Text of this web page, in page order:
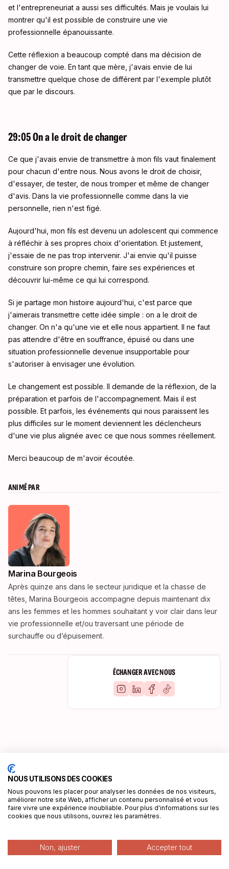
ÉCHANGER AVEC NOUS
et l'entrepreneuriat a aussi ses difficultés. Mais je voulais lui
montrer qu'il est possible de construire une vie
professionnelle épanouissante.
Cette réflexion a beaucoup compté dans ma décision de
changer de voie. En tant que mère, j'avais envie de lui
transmettre quelque chose de différent par l'exemple plutôt
que par le discours.
29:05 On a le droit de changer
Ce que j'avais envie de transmettre à mon fils vaut finalement
pour chacun d'entre nous. Nous avons le droit de choisir,
d'essayer, de tester, de nous tromper et même de changer
d'avis. Dans la vie professionnelle comme dans la vie
personnelle, rien n'est figé.
Aujourd'hui, mon fils est devenu un adolescent qui commence
à réfléchir à ses propres choix d'orientation. Et justement,
j'essaie de ne pas trop intervenir. J'ai envie qu'il puisse
construire son propre chemin, faire ses expériences et
découvrir lui-même ce qui lui correspond.
Si je partage mon histoire aujourd'hui, c'est parce que
j'aimerais transmettre cette idée simple : on a le droit de
changer. On n'a qu'une vie et elle nous appartient. Il ne faut
pas attendre d'être en souffrance, épuisé ou dans une
situation professionnelle devenue insupportable pour
s'autoriser à envisager une évolution.
Le changement est possible. Il demande de la réflexion, de la
préparation et parfois de l'accompagnement. Mais il est
possible. Et parfois, les événements qui nous paraissent les
plus difficiles sur le moment deviennent les déclencheurs
d'une vie plus alignée avec ce que nous sommes réellement.
Merci beaucoup de m'avoir écoutée.
ANIMÉ PAR
Marina Bourgeois
Après quinze ans dans le secteur juridique et la chasse de
têtes, Marina Bourgeois accompagne depuis maintenant dix
ans les femmes et les hommes souhaitant y voir clair dans leur
vie professionnelle et/ou traversant une période de
surchauffe ou d’épuisement.
À ÉCOUTER ÉGALEMENT
NOUS UTILISONS DES COOKIES
Nous pouvons les placer pour analyser les données de nos visiteurs,
améliorer notre site Web, afficher un contenu personnalisé et vous
faire vivre une expérience inoubliable. Pour plus d'informations sur les
cookies que nous utilisons, ouvrez les paramètres.
Non, ajuster Accepter tout